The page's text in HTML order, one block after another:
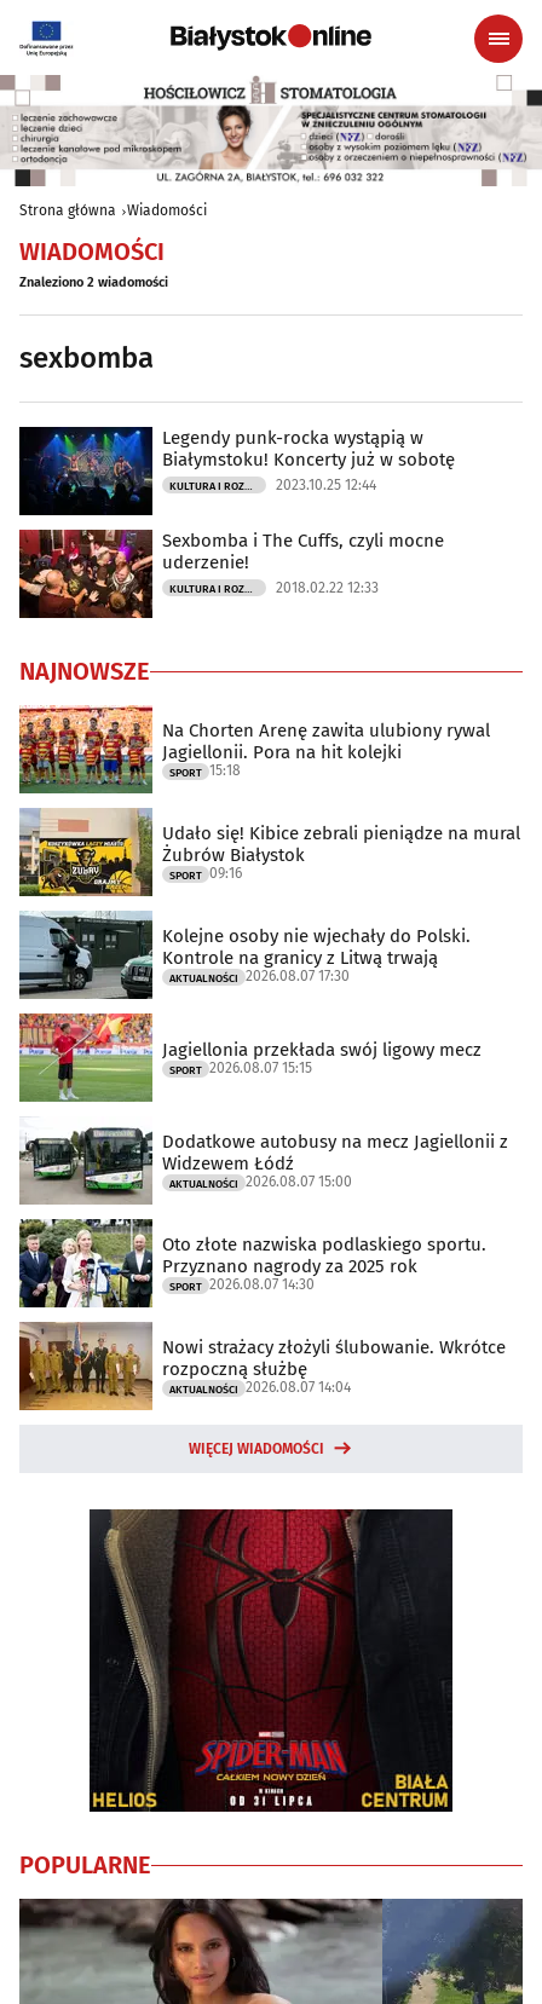
Strona główna Wiadomości
WIADOMOŚCI
Znaleziono 2 wiadomości
sexbomba
Legendy punk-rocka wystąpią w
Białymstoku! Koncerty już w sobotę
KULTURA I ROZRYWKA 2023.10.25 12:44
Sexbomba i The Cuffs, czyli mocne
uderzenie!
KULTURA I ROZRYWKA 2018.02.22 12:33
NAJNOWSZE
Na Chorten Arenę zawita ulubiony rywal
Jagiellonii. Pora na hit kolejki
SPORT 15:18
Udało się! Kibice zebrali pieniądze na mural
Żubrów Białystok
SPORT 09:16
Kolejne osoby nie wjechały do Polski.
Kontrole na granicy z Litwą trwają
AKTUALNOŚCI 2026.08.07 17:30
Jagiellonia przekłada swój ligowy mecz
SPORT 2026.08.07 15:15
Dodatkowe autobusy na mecz Jagiellonii z
Widzewem Łódź
AKTUALNOŚCI 2026.08.07 15:00
Oto złote nazwiska podlaskiego sportu.
Przyznano nagrody za 2025 rok
SPORT 2026.08.07 14:30
Nowi strażacy złożyli ślubowanie. Wkrótce
rozpoczną służbę
AKTUALNOŚCI 2026.08.07 14:04
WIĘCEJ WIADOMOŚCI
POPULARNE